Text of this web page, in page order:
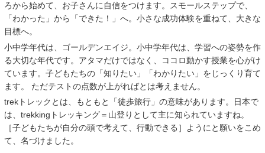
「夏期講習 」 「夏のはじめてキャンペーン 」を更新しました。
2023/06/19
「夏期講習」 「夏のはじめてキャンペーン」を更新しました。
2023/04/14
「 進学フェア2023春」、「コース料金改定」、「合格実績
「2023スケジュール」を更新しました。
2022/09/15
2022 親と子の私立・都立中学高校受験相談会を更新しました。
ろから始めて、お子さんに自信をつけます。スモールステップで、
「わかった」から「できた！」へ。小さな成功体験を重ねて、大きな
目標へ。
小中学年代は、ゴールデンエイジ。小中学年代は、学習への姿勢を作
る大切な年代です。アタマだけではなく、ココロ動かす授業を心がけ
ています。子どもたちの「知りたい」「わかりたい」をじっくり育て
ます。 ただテストの点数が上がればとは考えません。
trekトレックとは、もともと「徒歩旅行」の意味があります。日本で
は、trekkingトレッキング＝山登りとして主に知られていますね。
［子どもたちが自分の頭で考えて、行動できる］ようにと願いをこめ
て、名づけました。